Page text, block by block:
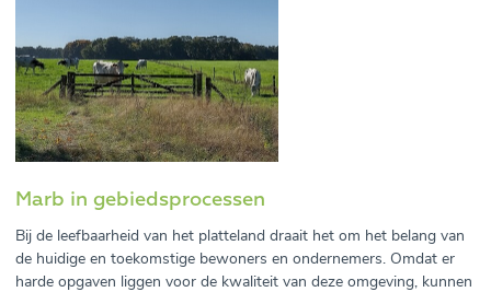
Marb in gebiedsprocessen
Bij de leefbaarheid van het platteland draait het om het belang van
de huidige en toekomstige bewoners en ondernemers. Omdat er
harde opgaven liggen voor de kwaliteit van deze omgeving, kunnen